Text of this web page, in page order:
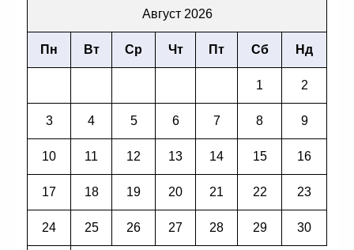
Август 2026
Пн Вт Ср Чт Пт Сб Нд
1 2
3 4 5 6 7 8 9
10 11 12 13 14 15 16
17 18 19 20 21 22 23
24 25 26 27 28 29 30